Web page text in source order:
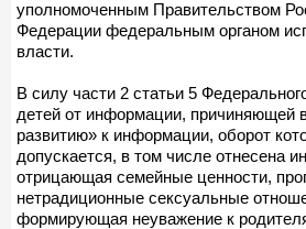
уполномоченным Правительством
Федерации федеральным органом
власти.
В силу части 2 статьи 5
детей от информации, причиняющей
развитию» к информации, оборот
допускается, в том числе отнесена
отрицающая семейные ценности,
нетрадиционные сексуальные
формирующая неуважение к